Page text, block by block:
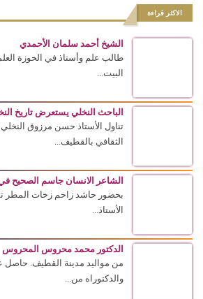
الاكثر قراءة
الشيخ أحمد سلمان الأحمدي
طالب علم وأستاذ في الحوزة
البيت...
الباحث النخلي يستعرض تاريخ
تناول الأستاذ حسن مرزوق النخلي
الثقافي بالقطيف...
الشاعر الانسان جاسم الصحيح في
بحضور حاشد زاحم زخات المطر
الأستاذ...
الدكتور محمد محروس المحروس
من مواليد مدينة القطيف. حاصل
والدكتوراه من...